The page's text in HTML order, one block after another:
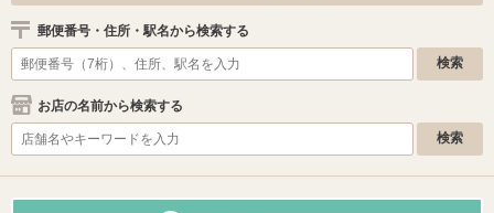
郵便番号・住所・駅名から検索する
お店の名前から検索する